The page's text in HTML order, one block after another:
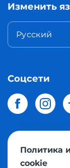
Изменить
Русский
Соцсети
© 2026
Политика
cookie